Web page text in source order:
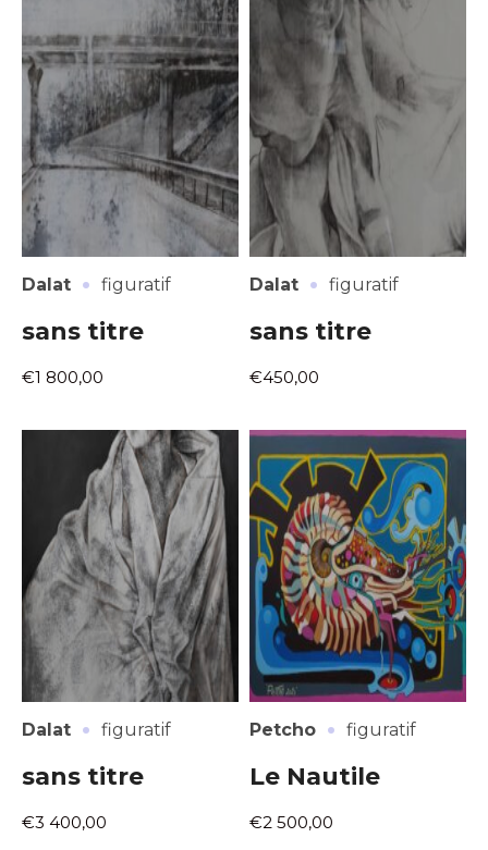
Adresse email*
Nom
Prénom
J'accepte lestermes et conditions
* Champ obligatoire
Adresse email*
Statut / Organisation
J'accepte lestermes et conditions
* Champ obligatoire
Dalat · figuratif
sans titre
€1 800,00
Dalat · figuratif
sans titre
€450,00
Dalat · figuratif
sans titre
€3 400,00
Petcho · figuratif
Le Nautile
€2 500,00